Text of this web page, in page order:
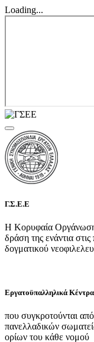
Loading...
Γ.Σ.Ε.Ε
Η Κορυφαία Οργάνωση
δράση της ενάντια
δογματικού
Εργατοϋπαλληλικά Κέντρα
που συγκροτούνται
πανελλαδικών
ορίων του κάθε νομού